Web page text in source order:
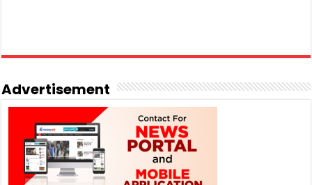
Advertisement